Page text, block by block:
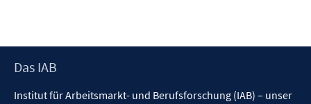
Footer
Das IAB
Institut für Arbeitsmarkt- und Berufsforschung (IAB) – unser